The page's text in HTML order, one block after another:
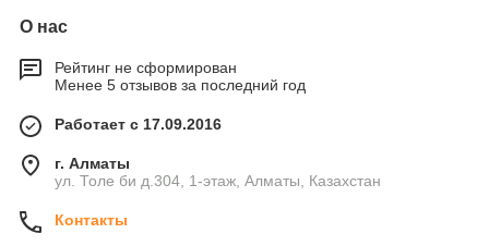
О нас
Рейтинг не сформирован
Менее 5 отзывов за последний год
Работает с 17.09.2016
г. Алматы
ул. Толе би д.304, 1-этаж, Алматы, Казахстан
Контакты